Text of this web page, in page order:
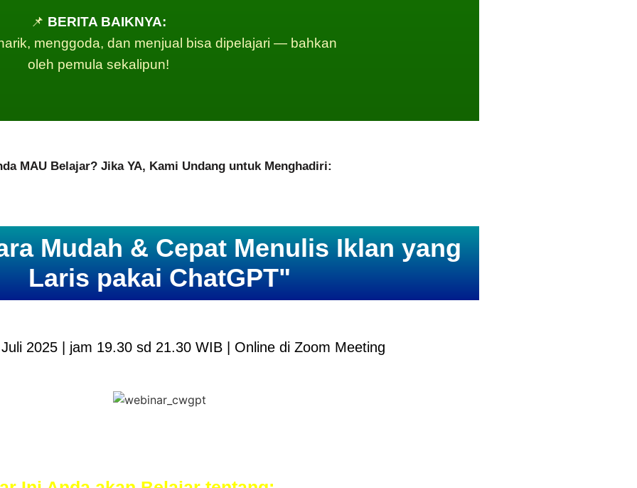
📌 BERITA BAIKNYA:
menggoda, dan menjual bisa dipelajari — bahkan
oleh pemula sekalipun!
MAU Belajar? Jika YA, Kami Undang untuk Menghadiri:
Mudah & Cepat Menulis Iklan yang
Laris pakai ChatGPT"
2025 | jam 19.30 sd 21.30 WIB | Online di Zoom Meeting